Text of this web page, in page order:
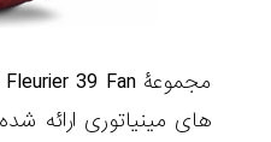
های مینیاتوری ارائه